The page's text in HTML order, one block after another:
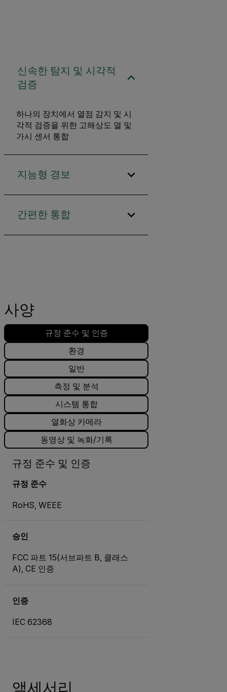
신속한 탐지 및 시각적
검증
하나의 장치에서 열점 감지 및 시
각적 검증을 위한 고해상도 열 및
가시 센서 통합
지능형 경보
간편한 통합
사양
규정 준수 및 인증
환경
일반
측정 및 분석
시스템 통합
열화상 카메라
동영상 및 녹화/기록
규정 준수 및 인증
규정 준수
RoHS, WEEE
승인
FCC 파트 15(서브파트 B, 클래스
A), CE 인증
인증
IEC 62368
액세서리